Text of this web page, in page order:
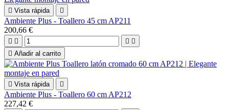
 Vista rápida 
Ambiente Plus - Toallero 45 cm AP211
200,66 €
   
 Añadir al carrito
 Vista rápida 
Ambiente Plus - Toallero 60 cm AP212
227,42 €